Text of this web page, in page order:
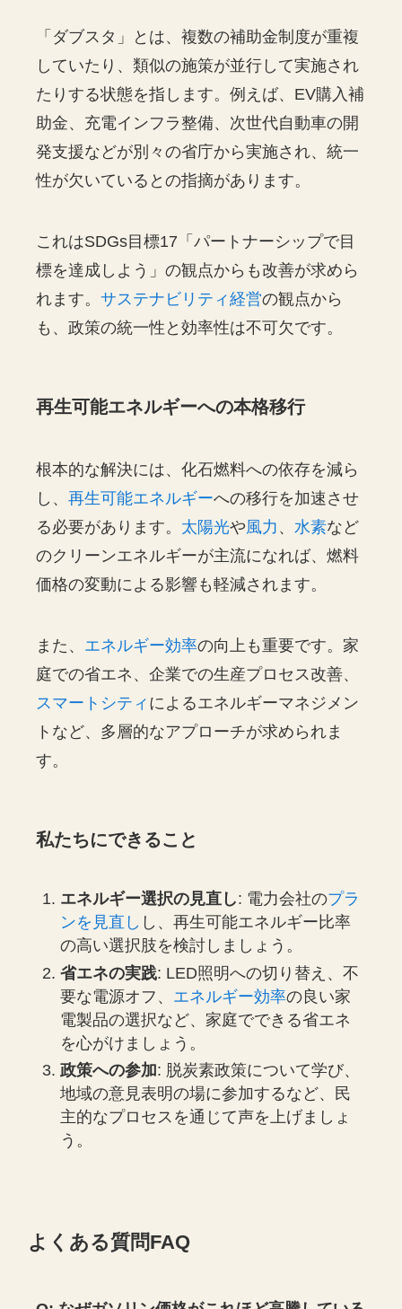
「ダブスタ」とは、複数の補助金制度が重複
していたり、類似の施策が並行して実施され
たりする状態を指します。例えば、EV購入補
助金、充電インフラ整備、次世代自動車の開
発支援などが別々の省庁から実施され、統一
性が欠いているとの指摘があります。
これはSDGs目標17「パートナーシップで目
標を達成しよう」の観点からも改善が求めら
れます。サステナビリティ経営の観点から
も、政策の統一性と効率性は不可欠です。
再生可能エネルギーへの本格移行
根本的な解決には、化石燃料への依存を減ら
し、再生可能エネルギーへの移行を加速させ
る必要があります。 太陽光や風力 、 水素など
のクリーンエネルギーが主流になれば、燃料
価格の変動による影響も軽減されます。
また、 エネルギー効率の向上も重要です。家
庭での省エネ、企業での生産プロセス改善、
スマートシティ によるエネルギーマネジメン
トなど、多層的なアプローチが求められま
す。
私たちにできること
エネルギー選択の見直し: 電力会社のプラ
ンを見直し し、再生可能エネルギー比率
の高い選択肢を検討しましょう。
省エネの実践: LED照明への切り替え、不
要な電源オフ、 エネルギー効率の良い家
電製品の選択など、家庭でできる省エネ
を心がけましょう。
政策への参加: 脱炭素政策について学び、
地域の意見表明の場に参加するなど、民
主的なプロセスを通じて声を上げましょ
う。
よくある質問FAQ